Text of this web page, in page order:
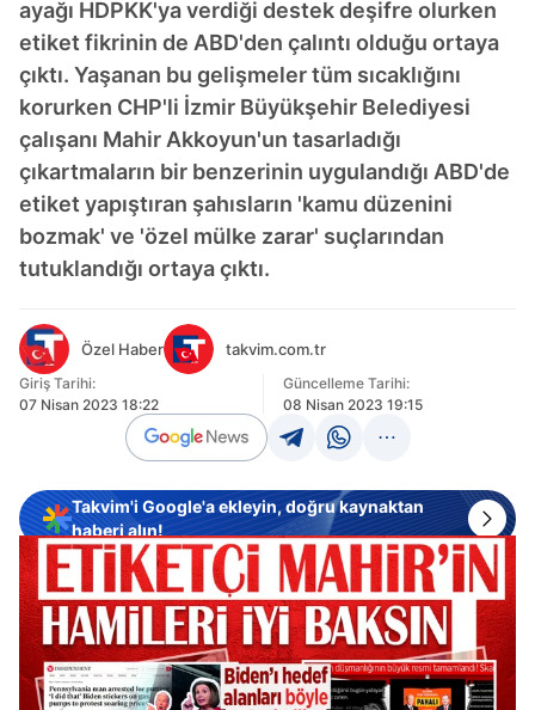
ayağı HDPKK'ya verdiği destek deşifre olurken
etiket fikrinin de ABD'den çalıntı olduğu ortaya
çıktı. Yaşanan bu gelişmeler tüm sıcaklığını
korurken CHP'li İzmir Büyükşehir Belediyesi
çalışanı Mahir Akkoyun'un tasarladığı
çıkartmaların bir benzerinin uygulandığı ABD'de
etiket yapıştıran şahısların 'kamu düzenini
bozmak' ve 'özel mülke zarar' suçlarından
tutuklandığı ortaya çıktı.
Özel Haber takvim.com.tr
Giriş Tarihi:
07 Nisan 2023 18:22
Güncelleme Tarihi:
08 Nisan 2023 19:15
Takvim'i Google'a ekleyin, doğru kaynaktan
haberi alın!